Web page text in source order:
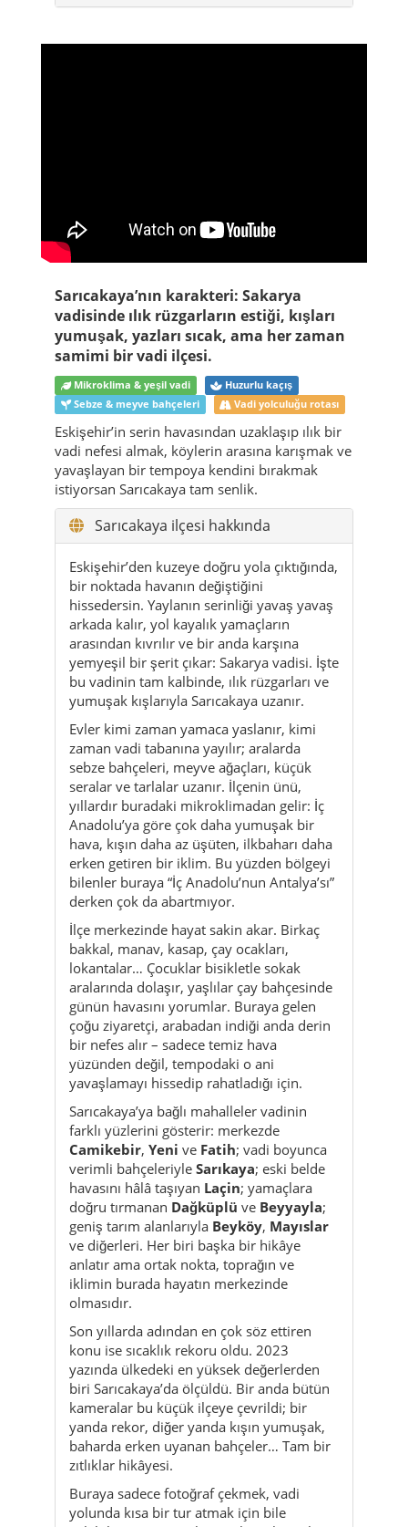
Sarıcakaya’nın karakteri: Sakarya
vadisinde ılık rüzgarların estiği, kışları
yumuşak, yazları sıcak, ama her zaman
samimi bir vadi ilçesi.
Mikroklima & yeşil vadi
Huzurlu kaçış
Sebze & meyve bahçeleri
Vadi yolculuğu rotası
Eskişehir’in serin havasından uzaklaşıp ılık bir
vadi nefesi almak, köylerin arasına karışmak ve
yavaşlayan bir tempoya kendini bırakmak
istiyorsan Sarıcakaya tam senlik.
Sarıcakaya ilçesi hakkında
Eskişehir’den kuzeye doğru yola çıktığında,
bir noktada havanın değiştiğini
hissedersin. Yaylanın serinliği yavaş yavaş
arkada kalır, yol kayalık yamaçların
arasından kıvrılır ve bir anda karşına
yemyeşil bir şerit çıkar: Sakarya vadisi. İşte
bu vadinin tam kalbinde, ılık rüzgarları ve
yumuşak kışlarıyla Sarıcakaya uzanır.
Evler kimi zaman yamaca yaslanır, kimi
zaman vadi tabanına yayılır; aralarda
sebze bahçeleri, meyve ağaçları, küçük
seralar ve tarlalar uzanır. İlçenin ünü,
yıllardır buradaki mikroklimadan gelir: İç
Anadolu’ya göre çok daha yumuşak bir
hava, kışın daha az üşüten, ilkbaharı daha
erken getiren bir iklim. Bu yüzden bölgeyi
bilenler buraya “İç Anadolu’nun Antalya’sı”
derken çok da abartmıyor.
İlçe merkezinde hayat sakin akar. Birkaç
bakkal, manav, kasap, çay ocakları,
lokantalar… Çocuklar bisikletle sokak
aralarında dolaşır, yaşlılar çay bahçesinde
günün havasını yorumlar. Buraya gelen
çoğu ziyaretçi, arabadan indiği anda derin
bir nefes alır – sadece temiz hava
yüzünden değil, tempodaki o ani
yavaşlamayı hissedip rahatladığı için.
Sarıcakaya’ya bağlı mahalleler vadinin
farklı yüzlerini gösterir: merkezde
Camikebir, Yeni ve Fatih; vadi boyunca
verimli bahçeleriyle Sarıkaya; eski belde
havasını hâlâ taşıyan Laçin; yamaçlara
doğru tırmanan Dağküplü ve Beyyayla;
geniş tarım alanlarıyla Beyköy, Mayıslar
ve diğerleri. Her biri başka bir hikâye
anlatır ama ortak nokta, toprağın ve
iklimin burada hayatın merkezinde
olmasıdır.
Son yıllarda adından en çok söz ettiren
konu ise sıcaklık rekoru oldu. 2023
yazında ülkedeki en yüksek değerlerden
biri Sarıcakaya’da ölçüldü. Bir anda bütün
kameralar bu küçük ilçeye çevrildi; bir
yanda rekor, diğer yanda kışın yumuşak,
baharda erken uyanan bahçeler… Tam bir
zıtlıklar hikâyesi.
Buraya sadece fotoğraf çekmek, vadi
yolunda kısa bir tur atmak için bile